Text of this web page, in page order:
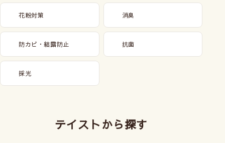
花粉対策 消臭
防カビ・結露防止 抗菌
採光
テイストから探す